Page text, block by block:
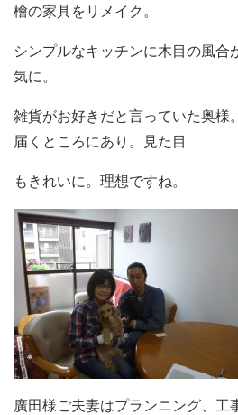
檜の家具をリメイク。
シンプルなキッチンに木目の風合
気に。
雑貨がお好きだと言っていた奥様
届くところにあり。見た目
もきれいに。理想ですね。
廣田様ご夫妻はプランニング、工